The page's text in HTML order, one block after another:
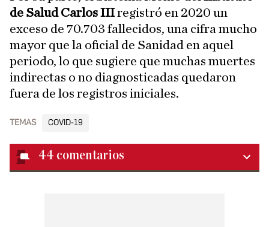
de Salud Carlos IIIregistró en 2020 un
exceso de 70.703 fallecidos, una cifra mucho
mayor que la oficial de Sanidad en aquel
periodo, lo que sugiere que muchas muertes
indirectas o no diagnosticadas quedaron
fuera de los registros iniciales.
TEMAS COVID-19
44 comentarios